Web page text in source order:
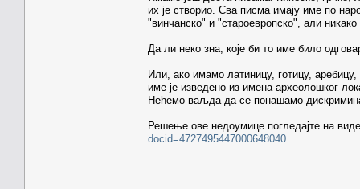
их је створио. Сва писма имају име по
"винчанско" и "староевропско", али
Да ли неко зна, које би то име било
Или, ако имамо латиницу, готицу,
име је изведено из имена археолошког
Нећемо ваљда да се понашамо
Решење ове недоумице погледајте на
docid=4727495447000648040